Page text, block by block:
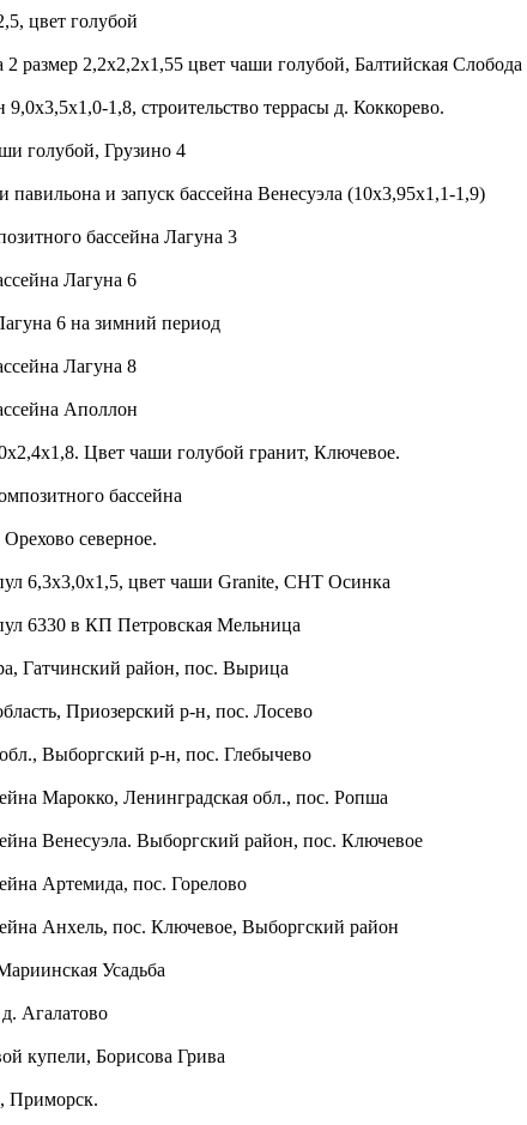
цвет голубой
размер 2,2х2,2х1,55 цвет чаши голубой, Балтийская Слобода
1,8, строительство террасы д. Коккорево.
голубой, Грузино 4
павильона и запуск бассейна Венесуэла (10х3,95х1,1-1,9)
бассейна Лагуна 3
Лагуна 6
6 на зимний период
Лагуна 8
Аполлон
Цвет чаши голубой гранит, Ключевое.
бассейна
северное.
6,3х3,0х1,5, цвет чаши Granite, СНТ Осинка
6330 в КП Петровская Мельница
Гатчинский район, пос. Вырица
Приозерский р-н, пос. Лосево
Выборгский р-н, пос. Глебычево
Марокко, Ленинградская обл., пос. Ропша
Венесуэла. Выборгский район, пос. Ключевое
Артемида, пос. Горелово
Анхель, пос. Ключевое, Выборгский район
Усадьба
Агалатово
купели, Борисова Грива
, Приморск.